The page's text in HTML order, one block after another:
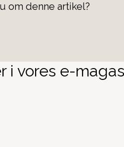
om denne artikel?
vores e-